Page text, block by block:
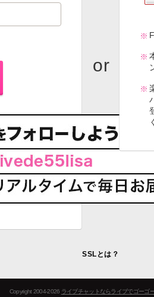
SSLとは？
Copyright 2004-2026 ライブチャットならライブでゴーゴ